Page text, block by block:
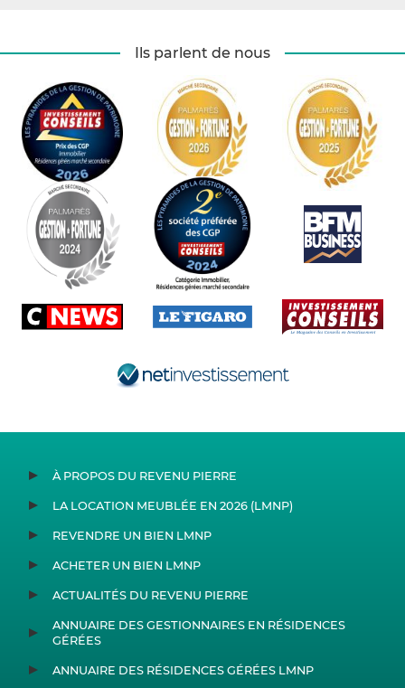
Ils parlent de nous
À PROPOS DU REVENU PIERRE
LA LOCATION MEUBLÉE EN 2026 (LMNP)
REVENDRE UN BIEN LMNP
ACHETER UN BIEN LMNP
ACTUALITÉS DU REVENU PIERRE
ANNUAIRE DES GESTIONNAIRES EN RÉSIDENCES
GÉRÉES
ANNUAIRE DES RÉSIDENCES GÉRÉES LMNP